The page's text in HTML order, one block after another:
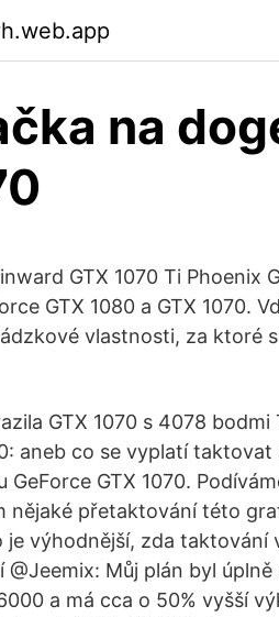
na
GTX 1070 Ti Phoenix
GTX 1080 a GTX 1070.
vlastnosti, za ktoré
GTX 1070 s 4078
aneb co se vyplatí
GeForce GTX 1070.
nějaké přetaktování této
je výhodnější, zda
Můj plán byl
a má cca o 50% vyšší